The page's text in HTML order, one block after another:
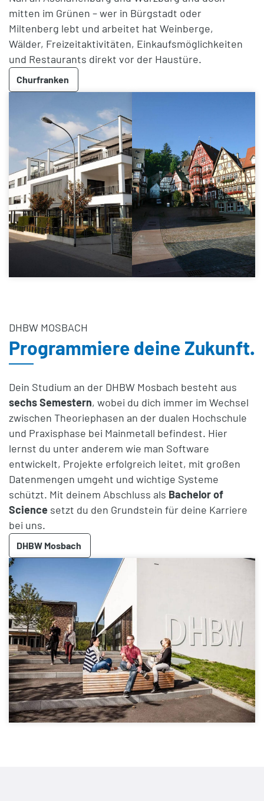
mitten im Grünen – wer in Bürgstadt oder
Miltenberg lebt und arbeitet hat Weinberge,
Wälder, Freizeitaktivitäten, Einkaufsmöglichkeiten
und Restaurants direkt vor der Haustüre.
Churfranken
DHBW MOSBACH
Programmiere deine Zukunft.
Dein Studium an der DHBW Mosbach besteht aus
sechs Semestern, wobei du dich immer im Wechsel
zwischen Theoriephasen an der dualen Hochschule
und Praxisphase bei Mainmetall befindest. Hier
lernst du unter anderem wie man Software
entwickelt, Projekte erfolgreich leitet, mit großen
Datenmengen umgeht und wichtige Systeme
schützt. Mit deinem Abschluss als Bachelor of
Science setzt du den Grundstein für deine Karriere
bei uns.
DHBW Mosbach